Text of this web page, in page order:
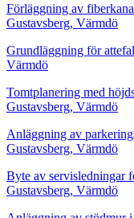
Förläggning av
Gustavsberg, Värmdö
Grundläggning för
Värmdö
Tomtplanering med
Gustavsberg, Värmdö
Anläggning av
Gustavsberg, Värmdö
Byte av servisledningar
Gustavsberg, Värmdö